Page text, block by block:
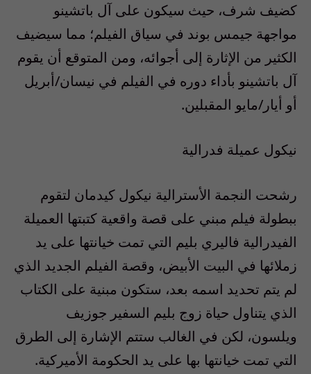
كضيف شرف، حيث سيكون على آل باتشينو
مواجهة جيمس بوند في سياق الفيلم؛ مما سيضيف
الكثير من الإثارة إلى أجوائه، ومن المتوقع أن يقوم
آل باتشينو بأداء دوره في الفيلم في نيسان/أبريل
أو أيار/مايو المقبلين.
نيكول عميلة فدرالية
رشحت النجمة الأسترالية نيكول كيدمان لتقوم
ببطولة فيلم مبني على قصة واقعية كتبتها العميلة
الفيدرالية فاليري بليم التي تمت خيانتها على يد
زملائها في البيت الأبيض، وقصة الفيلم الجديد الذي
لم يتم تحديد اسمه بعد، ستكون مبنية على الكتاب
الذي يتناول حياة زوج بليم السفير جوزيف
ويلسون، لكن في الغالب ستتم الإشارة إلى الطرق
التي تمت خيانتها بها على يد الحكومة الأميركية.